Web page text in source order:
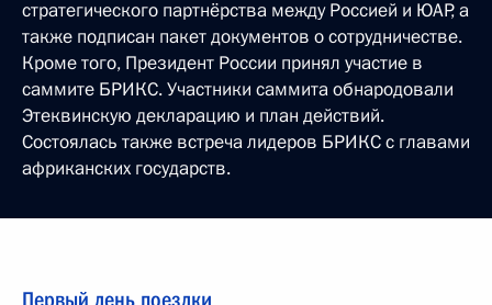
стратегического партнёрства между Россией и ЮАР, а
также подписан пакет документов о сотрудничестве.
Кроме того, Президент России принял участие в
саммите БРИКС. Участники саммита обнародовали
Этеквинскую декларацию и план действий.
Состоялась также встреча лидеров БРИКС с главами
африканских государств.
Первый день поездки